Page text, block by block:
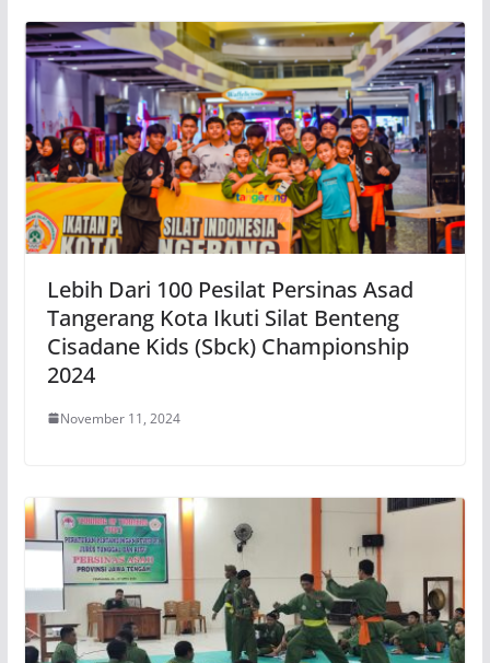
Lebih Dari 100 Pesilat Persinas Asad
Tangerang Kota Ikuti Silat Benteng
Cisadane Kids (Sbck) Championship
2024
November 11, 2024